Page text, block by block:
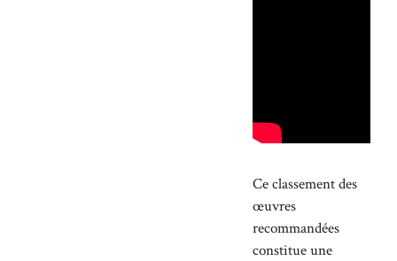
Ce classement des
œuvres
recommandées
constitue une